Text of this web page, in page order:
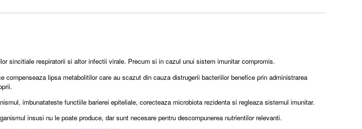
sincitiale respiratorii si altor infectii virale. Precum si in cazul unui sistem imunitar compromis.
lipsa metabolitilor care au scazut din cauza distrugerii bacteriilor benefice prin administrarea
imbunatateste functiile barierei epiteliale, corecteaza microbiota rezidenta si regleaza sistemul imunitar.
insusi nu le poate produce, dar sunt necesare pentru descompunerea nutrientilor relevanti.